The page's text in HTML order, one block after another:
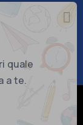
80082290018
quale
a te.